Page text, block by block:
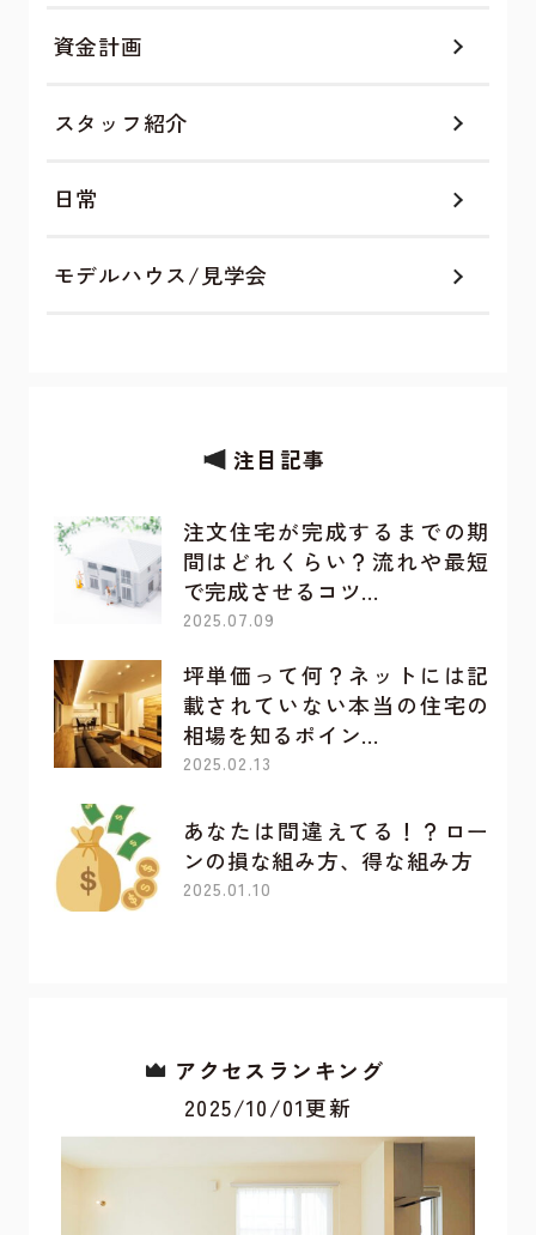
資金計画
スタッフ紹介
日常
モデルハウス/見学会
注目記事
注文住宅が完成するまでの期
間はどれくらい？流れや最短
で完成させるコツ…
2025.07.09
坪単価って何？ネットには記
載されていない本当の住宅の
相場を知るポイン…
2025.02.13
あなたは間違えてる！？ロー
ンの損な組み方、得な組み方
2025.01.10
アクセスランキング
2025/10/01更新